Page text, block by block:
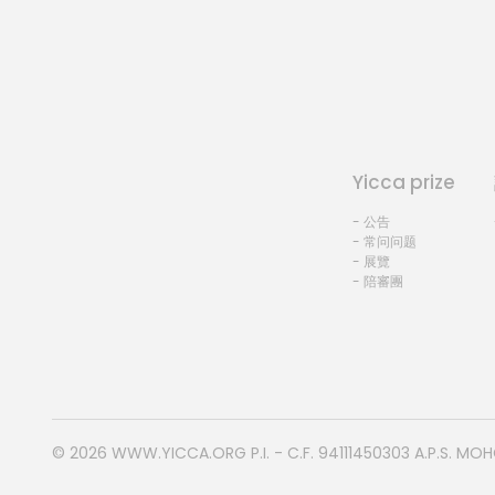
Yicca prize
- 公告
- 常问问题
- 展覽
- 陪審團
© 2026 WWW.YICCA.ORG P.I. - C.F. 94111450303 A.P.S.